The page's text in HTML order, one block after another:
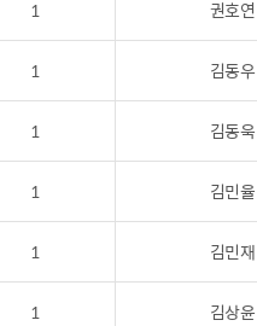
1 권호연
1 김동우
1 김동욱
1 김민율
1 김민재
1 김상윤